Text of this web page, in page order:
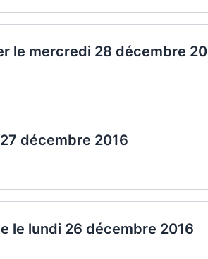
le mercredi 28 décembre
décembre 2016
le lundi 26 décembre 2016